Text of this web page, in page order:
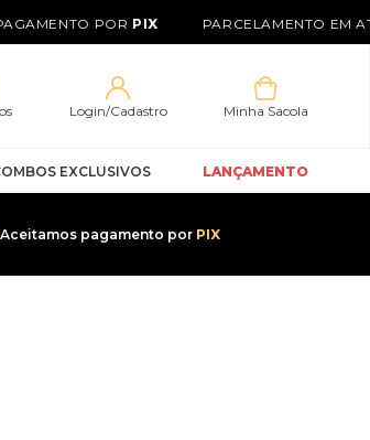
PORPIX PARCELAMENTO EM
Login/Cadastro Minha Sacola
EXCLUSIVOS LANÇAMENTO
Aceitamos pagamento porPIX